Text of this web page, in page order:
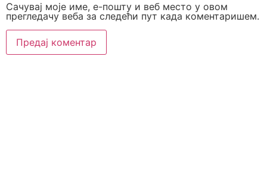
Сачувај моје име, е-пошту и веб место у овом
прегледачу веба за следећи пут када коментаришем.